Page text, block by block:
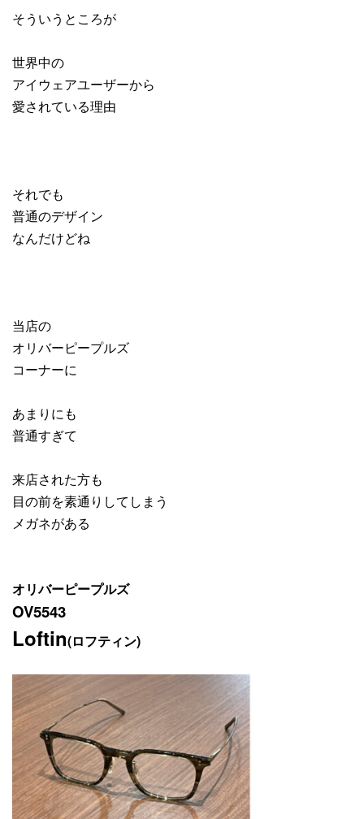
そういうところが
世界中の
アイウェアユーザーから
愛されている理由
それでも
普通のデザイン
なんだけどね
当店の
オリバーピープルズ
コーナーに
あまりにも
普通すぎて
来店された方も
目の前を素通りしてしまう
メガネがある
オリバーピープルズ
OV5543
Loftin(ロフティン)